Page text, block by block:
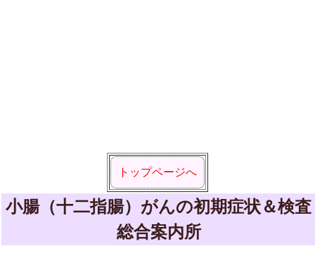
トップページへ
小腸（十二指腸）がんの初期症状＆検査
総合案内所